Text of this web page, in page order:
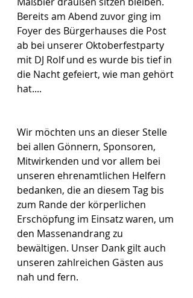
Bereits am Abend zuvor ging im
Foyer des Bürgerhauses die Post
ab bei unserer Oktoberfestparty
mit DJ Rolf und es wurde bis tief in
die Nacht gefeiert, wie man gehört
hat....
Wir möchten uns an dieser Stelle
bei allen Gönnern, Sponsoren,
Mitwirkenden und vor allem bei
unseren ehrenamtlichen Helfern
bedanken, die an diesem Tag bis
zum Rande der körperlichen
Erschöpfung im Einsatz waren, um
den Massenandrang zu
bewältigen. Unser Dank gilt auch
unseren zahlreichen Gästen aus
nah und fern.